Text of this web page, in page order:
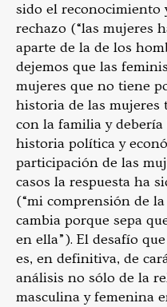
sido el reconocimiento
rechazo (“las mujeres
aparte de la de los
dejemos que las
mujeres que no tiene
historia de las mujeres
con la familia y
historia política y
participación de las
casos la respuesta ha
(“mi comprensión de
cambia porque sepa
en ella”). El desafío
es, en definitiva, de
análisis no sólo de la
masculina y femenina